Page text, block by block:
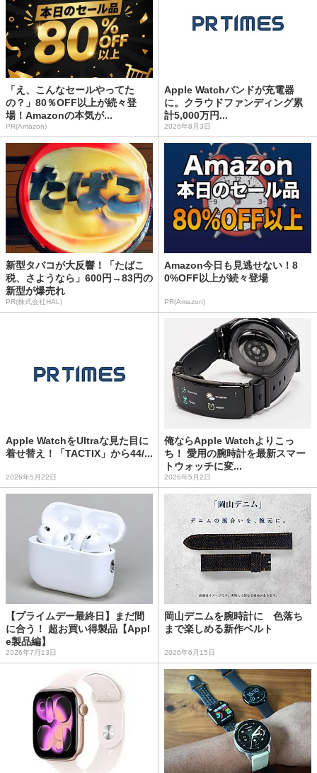
「え、こんなセールやってた
の？」80％OFF以上が続々登
場！Amazonの本気が...
PR(Amazon)
Apple Watchバンドが充電器
に。クラウドファンディング累
計5,000万円...
2026年8月3日
新型タバコが大反響！「たばこ
税、さようなら」600円→83円の
新型が爆売れ
PR(株式会社HAL)
Amazon今日も見逃せない！8
0%OFF以上が続々登場
PR(Amazon)
Apple WatchをUltraな見た目に
着せ替え！「TACTIX」から44/...
2026年5月22日
俺ならApple Watchよりこっ
ち！ 愛用の腕時計を最新スマー
トウォッチに変...
2026年5月2日
【プライムデー最終日】まだ間
に合う！ 超お買い得製品【Appl
e製品編】
2026年7月13日
岡山デニムを腕時計に 色落ち
まで楽しめる新作ベルト
2026年6月15日